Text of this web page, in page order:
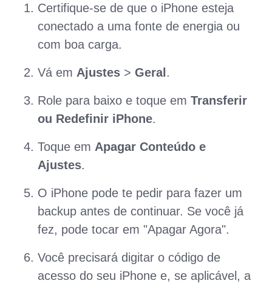
Certifique-se de que o iPhone esteja
conectado a uma fonte de energia ou
com boa carga.
Vá em Ajustes > Geral.
Role para baixo e toque em Transferir
ou Redefinir iPhone.
Toque em Apagar Conteúdo e
Ajustes.
O iPhone pode te pedir para fazer um
backup antes de continuar. Se você já
fez, pode tocar em "Apagar Agora".
Você precisará digitar o código de
acesso do seu iPhone e, se aplicável, a